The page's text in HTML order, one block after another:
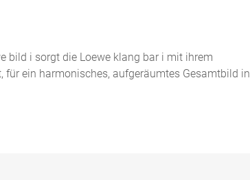
bild i sorgt die Loewe klang bar i mit ihrem
ein harmonisches, aufgeräumtes Gesamtbild in